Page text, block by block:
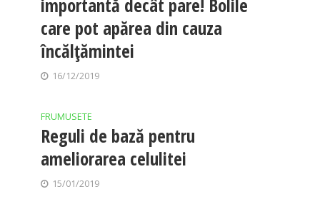
care pot apărea din cauza
încălţămintei
16/12/2019
FRUMUSETE
Reguli de bază pentru
ameliorarea celulitei
15/01/2019